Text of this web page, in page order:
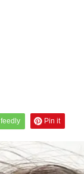
feedly Pin it